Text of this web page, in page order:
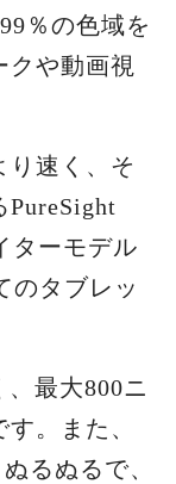
％の色域を
クや動画視
り速く、そ
PureSight
ターモデル
のタブレッ
最大800ニ
。また、
るぬるで、